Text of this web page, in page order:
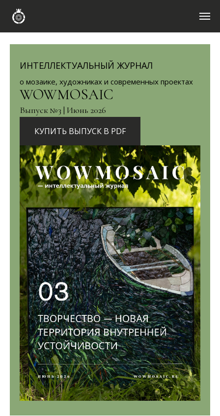
ИНТЕЛЛЕКТУАЛЬНЫЙ ЖУРНАЛ
о мозаике, художниках и современных проектах
WOWMOSAIC
Выпуск №3 | Июнь 2026
КУПИТЬ ВЫПУСК В PDF